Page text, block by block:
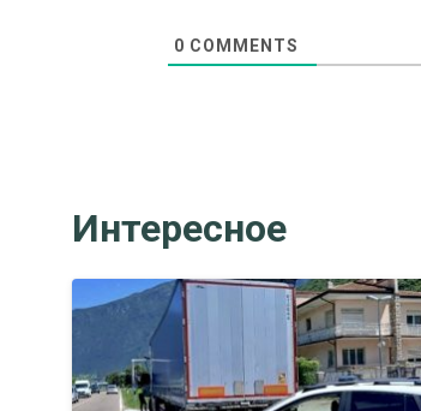
0 COMMENTS
Интересное